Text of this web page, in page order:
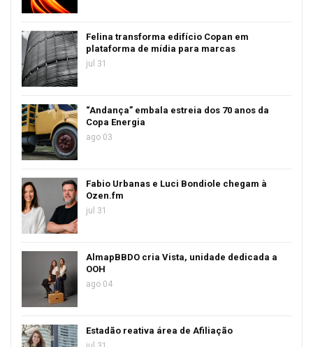
Felina transforma edifício Copan em
plataforma de mídia para marcas
jul 31
“Andança” embala estreia dos 70 anos da
Copa Energia
ago 03
Fabio Urbanas e Luci Bondiole chegam à
Ozen.fm
jul 31
AlmapBBDO cria Vista, unidade dedicada a
OOH
ago 04
Estadão reativa área de Afiliação